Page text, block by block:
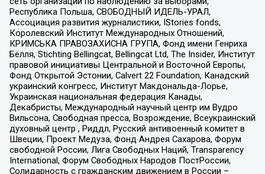
Республика Польша, СВОБОДНЫЙ ИДЕЛЬ-УРАЛ,
Ассоциация развития журналистики, IStories fonds,
Королевский Институт Международных Отношений,
КРИМСЬКА ПРАВОЗАХИСНА ГРУПА, Фонд имени Генриха
Бёлля, Stichting Bellingcat, Bellingcat Ltd, The Insider, Институт
правовой инициативы Центральной и Восточной Европы,
Фонд Открытой Эстонии, Calvert 22 Foundation, Канадский
украинский конгресс, Институт Макдональда-Лорье,
Украинская национальная федерация Канады,
Декабристы, Международный научный центр им Вудро
Вильсона, Свободная пресса, Возрождение, Всеукраинский
духовный центр , Риддл, Русский антивоенный комитет в
Швеции, Проект Медуза, Фонд Андрея Сахарова, Форум
свободной России, Лига Свободных Наций, Transparеncy
International, Форум Свободных Народов ПостРоссии,
Солидарность с гражданским движением в России –